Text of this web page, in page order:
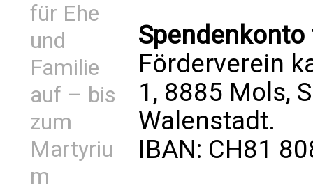
für Ehe
und
Familie
auf – bis
zum
Martyriu
m
Förderverein
1, 8885 Mols,
Walenstadt.
IBAN: CH81